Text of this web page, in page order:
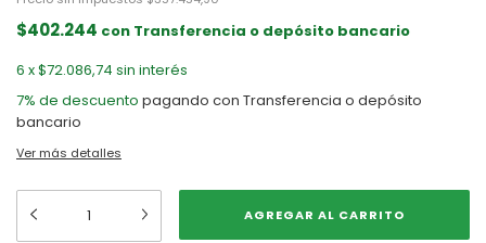
$402.244 con Transferencia o depósito bancario
6 x$72.086,74 sin interés
7% de descuento pagando con Transferencia o depósito
bancario
Ver más detalles